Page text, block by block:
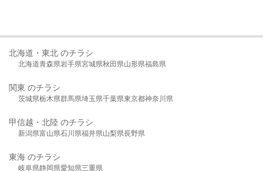
北海道・東北 のチラシ
北海道青森県岩手県宮城県秋田県山形県福島県
関東 のチラシ
茨城県栃木県群馬県埼玉県千葉県東京都神奈川県
甲信越・北陸 のチラシ
新潟県富山県石川県福井県山梨県長野県
東海 のチラシ
岐阜県静岡県愛知県三重県